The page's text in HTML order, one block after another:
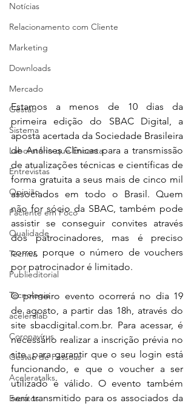
Notícias
Relacionamento com Cliente
Marketing
Downloads
Mercado
Gestão
Sistema
Laboratório que Encanta
Entrevistas
Opinião
Paciente em Foco
Qualidade
Técnica
Publieditorial
Tecnologia
aceleralab
Coronavírus
Gestão de Pessoas
Aceleratalks
Eventos
Estamos a menos de 10 dias da
primeira edição do SBAC Digital, a
aposta acertada da Sociedade Brasileira
de Análises Clínicas para a transmissão
de atualizações técnicas e científicas de
forma gratuita a seus mais de cinco mil
associados em todo o Brasil. Quem
não for sócio da SBAC, também pode
assistir se conseguir convites através
dos patrocinadores, mas é preciso
correr, porque o número de vouchers
por patrocinador é limitado.
O primeiro evento ocorrerá no dia 19
de agosto, a partir das 18h, através do
site sbacdigital.com.br. Para acessar, é
necessário realizar a inscrição prévia no
site, para garantir que o seu login está
funcionando, e que o voucher a ser
utilizado é válido. O evento também
será transmitido para os associados da